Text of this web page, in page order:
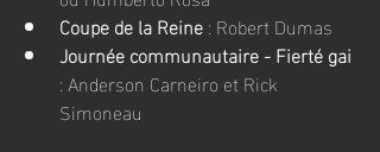
Coupe de la Reine : Robert Dumas
Journée communautaire - Fierté gai
: Anderson Carneiro et Rick
Simoneau